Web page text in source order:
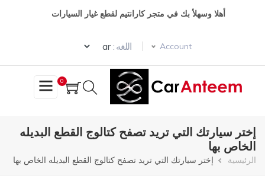
أهلا وسهلأ بك في متجر كارانتيم لقطع غيار السيارات
Account اللغه :
Select your language
0
إختر سيارتك التي تريد تصفح كتالوج القطع البديله
الخاص بها
مسار
الرئيسية إختر سيارتك التي تريد تصفح كتالوج القطع البديله الخاص بها